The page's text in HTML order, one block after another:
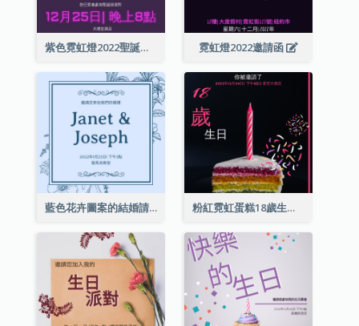
紫色霓虹燈2022聖誕晚會邀請函 霓虹燈2022邀請函
藍色花卉圖案的結婚請柬 粉紅霓虹蛋糕18歲生日請柬